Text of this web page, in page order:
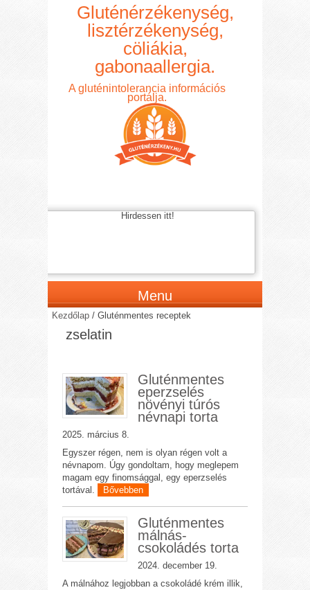
Gluténérzékenység,
lisztérzékenység,
cöliákia,
gabonaallergia.
A gluténintolerancia információs
portálja.
Hirdessen itt!
Menu
Kezdőlap /Gluténmentes receptek
zselatin
Gluténmentes
eperzselés
növényi túrós
névnapi torta
2025. március 8.
Egyszer régen, nem is olyan régen volt a
névnapom. Úgy gondoltam, hogy meglepem
magam egy finomsággal, egy eperzselés
tortával.
Bővebben
Gluténmentes
málnás-
csokoládés torta
2024. december 19.
A málnához legjobban a csokoládé krém illik,